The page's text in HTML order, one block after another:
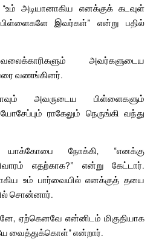
அடியானாகிய எனக்குக் கடவுள்
இவர்கள்” என்று பதில்
அவர்களுடைய
வணங்கினர்.
அவருடைய பிள்ளைகளும்
ராகேலும் நெருங்கி வந்து
நோக்கி, “எனக்கு
எதற்காக?” என்று கேட்டார்.
உம் பார்வையில் எனக்குத் தயை
சொன்னார்.
ஏற்கெனவே என்னிடம் மிகுதியாக
வைத்துக்கொள்” என்றார்.